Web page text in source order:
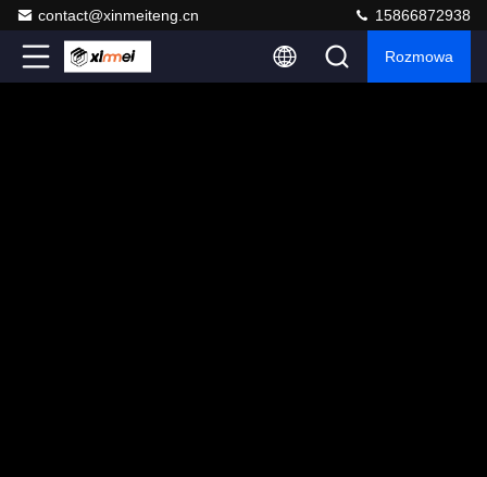
contact@xinmeiteng.cn 15866872938
Rozmowa